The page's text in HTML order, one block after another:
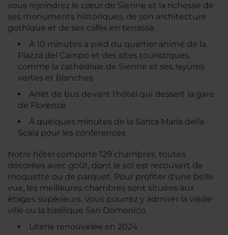
vous rejoindrez le cœur de Sienne et la richesse de
ses monuments historiques, de son architecture
gothique et de ses cafés en terrasse.
À 10 minutes à pied du quartier animé de la
Piazza del Campo et des sites touristiques,
comme la cathédrale de Sienne et ses rayures
vertes et blanches
Arrêt de bus devant l’hôtel qui dessert la gare
de Florence
À quelques minutes de la Santa Maria della
Scala pour les conférences
Notre hôtel comporte 129 chambres, toutes
décorées avec goût, dont le sol est recouvert de
moquette ou de parquet. Pour profiter d'une belle
vue, les meilleures chambres sont situées aux
étages supérieurs. Vous pourrez y admirer la vieille
ville ou la basilique San Domenico.
Literie renouvelée en 2024